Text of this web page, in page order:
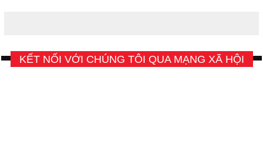
KẾT NỐI VỚI CHÚNG TÔI QUA MẠNG XÃ HỘI